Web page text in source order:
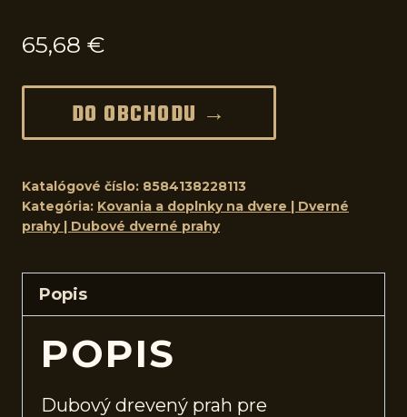
65,68 €
DO OBCHODU →
Katalógové číslo: 8584138228113
Kategória: Kovania a doplnky na dvere | Dverné
prahy | Dubové dverné prahy
Popis
POPIS
Dubový drevený prah pre